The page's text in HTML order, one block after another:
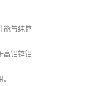
能与纯锌
高铝锌铝